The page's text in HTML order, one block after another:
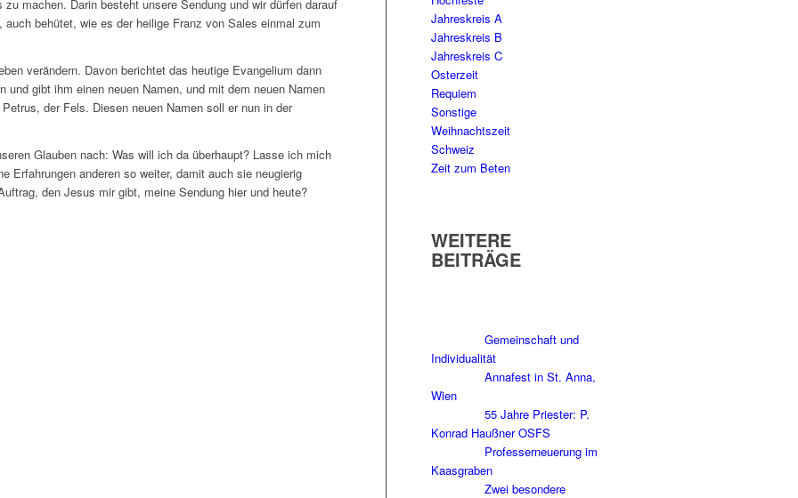
machen. Darin besteht unsere Sendung und wir dürfen darauf
behütet, wie es der heilige Franz von Sales einmal zum
verändern. Davon berichtet das heutige Evangelium dann
gibt ihm einen neuen Namen, und mit dem neuen Namen
der Fels. Diesen neuen Namen soll er nun in der
Glauben nach: Was will ich da überhaupt? Lasse ich mich
Erfahrungen anderen so weiter, damit auch sie neugierig
den Jesus mir gibt, meine Sendung hier und heute?
Jahreskreis A
Jahreskreis B
Jahreskreis C
Osterzeit
Requiem
Sonstige
Weihnachtszeit
Schweiz
Zeit zum Beten
WEITERE
BEITRÄGE
Gemeinschaft und
Individualität
Annafest in St. Anna,
Wien
55 Jahre Priester: P.
Konrad Haußner OSFS
Professerneuerung im
Kaasgraben
Zwei besondere